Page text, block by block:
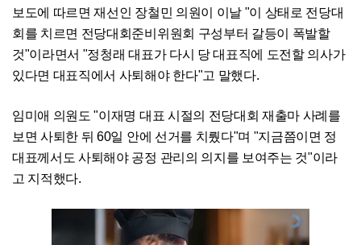
보도에 따르면 재선인 장철민 의원이 이날 "이 상태로 전당대
회를 치르면 전당대회준비위원회 구성부터 갈등이 폭발할
것"이라면서 "정청래 대표가 다시 당 대표직에 도전할 의사가
있다면 대표직에서 사퇴해야 한다"고 말했다.
임미애 의원도 "이재명 대표 시절의 전당대회 재출마 사례를
보면 사퇴한 뒤 60일 안에 선거를 치뤘다"며 "지금쯤이면 정
대표께서도 사퇴해야 공정 관리의 의지를 보여주는 것"이라
고 지적했다.